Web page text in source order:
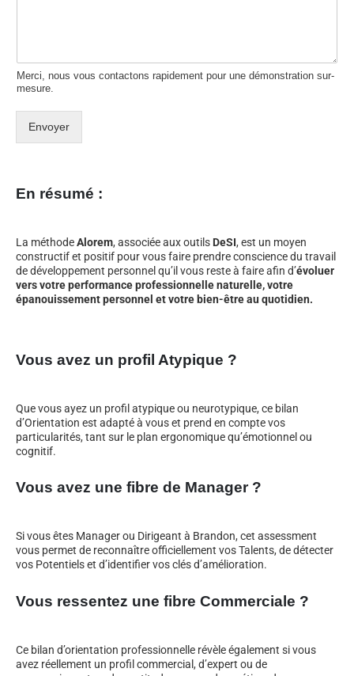
Merci, nous vous contactons rapidement pour une démonstration sur-
mesure.
Envoyer
En résumé :
La méthodeAlorem, associée aux outils DeSI, est un moyen
constructif et positif pour vous faire prendre conscience du travail
de développement personnel qu’il vous reste à faire afin d’évoluer
vers votre performance professionnelle naturelle, votre
épanouissement personnel et votre bien-être au quotidien.
Vous avez un profil Atypique ?
Que vous ayez un profil atypique ou neurotypique, ce bilan
d’Orientation est adapté à vous et prend en compte vos
particularités, tant sur le plan ergonomique qu’émotionnel ou
cognitif.
Vous avez une fibre de Manager ?
Si vous êtes Manager ou Dirigeant à Brandon, cet assessment
vous permet de reconnaître officiellement vos Talents, de détecter
vos Potentiels et d’identifier vos clés d’amélioration.
Vous ressentez une fibre Commerciale ?
Ce bilan d’orientation professionnelle révèle également si vous
avez réellement un profil commercial, d’expert ou de